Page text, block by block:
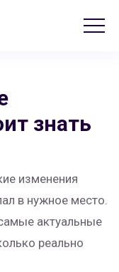
знать
изменения
в нужное место.
актуальные
реально